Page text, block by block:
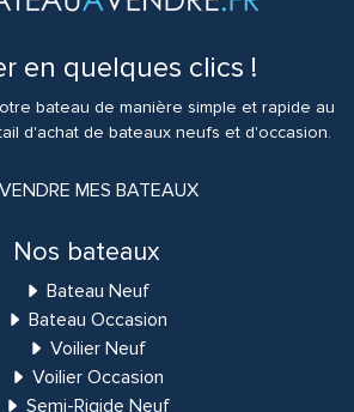
en quelques clics !
bateau de manière simple et rapide au
d'achat de bateaux neufs et d'occasion.
VENDRE MES BATEAUX
Nos bateaux
Bateau Neuf
Bateau Occasion
Voilier Neuf
Voilier Occasion
Semi-Rigide Neuf